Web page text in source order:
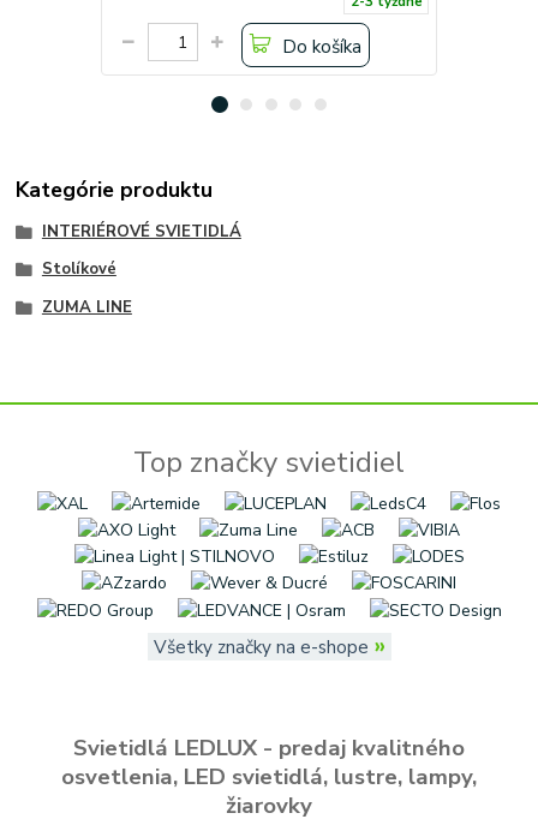
Do košíka
Kategórie produktu
INTERIÉROVÉ SVIETIDLÁ
Stolíkové
ZUMA LINE
Top značky svietidiel
Všetky značky na e-shope »
Svietidlá LEDLUX - predaj kvalitného
osvetlenia, LED svietidlá, lustre, lampy,
žiarovky